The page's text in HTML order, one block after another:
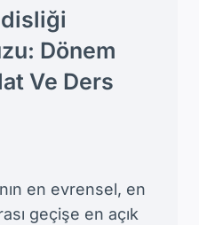
Dönem
Ve Ders
en evrensel, en
geçişe en açık